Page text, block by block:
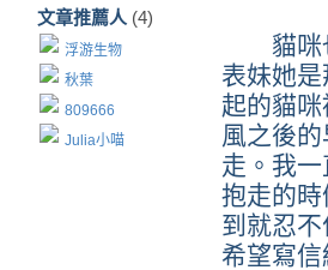
文章推薦人 (4)
浮游生物
秋葉
809666
Julia小喵
貓咪也
表妹她
起的貓
風之後
走。我
抱走的
到就忍
希望寫